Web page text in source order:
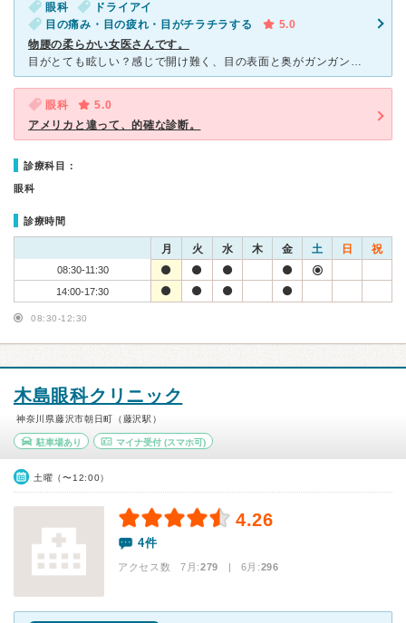
眼科
ドライアイ
目の痛み・目の疲れ・目がチラチラする
5.0
物腰の柔らかい女医さんです。
目がとても眩しい？感じで開け難く、目の表面と奥がガンガンと痛いのでとにかく目を瞑っていたい状態でした。 車の運転をするのですが雨の日の夜の運転は最悪で、車のテールランプやライトが乱反射して何がなんだ
眼科
5.0
アメリカと違って、的確な診断。
診療科目：
眼科
診療時間
月 火 水 木 金 土 日 祝
08:30-11:30
14:00-17:30
08:30-12:30
木島眼科クリニック
神奈川県藤沢市朝日町（藤沢駅）
駐車場あり マイナ受付(スマホ可)
土曜（〜12:00）
4.26
4件
アクセス数 7月:279 | 6月:296